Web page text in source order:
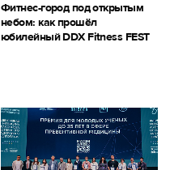
Фитнес-город под открытым
небом: как прошёл
юбилейный DDX Fitness FEST